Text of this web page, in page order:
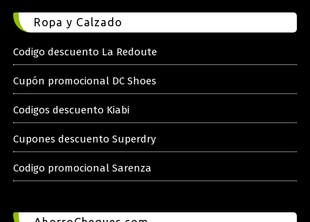
Ropa y Calzado
Codigo descuento La Redoute
Cupón promocional DC Shoes
Codigos descuento Kiabi
Cupones descuento Superdry
Codigo promocional Sarenza